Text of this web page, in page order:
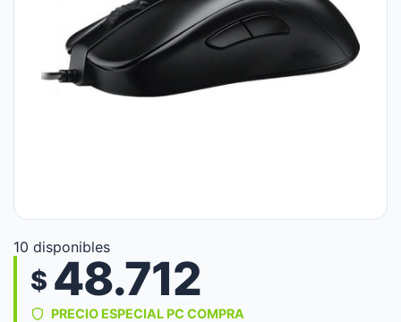
10 disponibles
$ 48.712
PRECIO ESPECIAL PC COMPRA